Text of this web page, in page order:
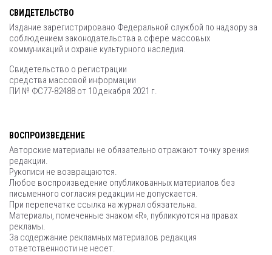
СВИДЕТЕЛЬСТВО
Издание зарегистрировано Федеральной службой по надзору за
соблюдением законодательства в сфере массовых
коммуникаций и охране культурного наследия.
Свидетельство о регистрации
средства массовой информации
ПИ № ФС77-82488 от 10 декабря 2021 г.
ВОСПРОИЗВЕДЕНИЕ
Авторские материалы не обязательно отражают точку зрения
редакции.
Рукописи не возвращаются.
Любое воспроизведение опубликованных материалов без
письменного согласия редакции не допускается.
При перепечатке ссылка на журнал обязательна.
Материалы, помеченные знаком «R», публикуются на правах
рекламы.
За содержание рекламных материалов редакция
ответственности не несет.